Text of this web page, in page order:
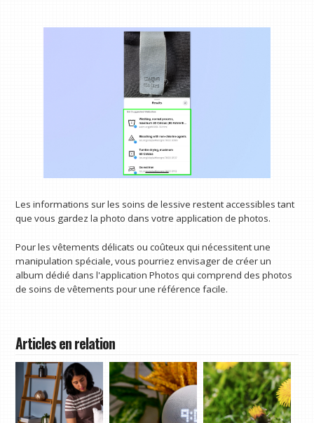
Les informations sur les soins de lessive restent accessibles tant
que vous gardez la photo dans votre application de photos.
Pour les vêtements délicats ou coûteux qui nécessitent une
manipulation spéciale, vous pourriez envisager de créer un
album dédié dans l'application Photos qui comprend des photos
de soins de vêtements pour une référence facile.
Articles en relation